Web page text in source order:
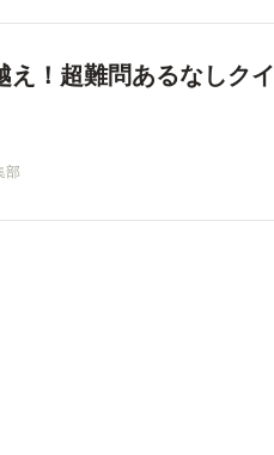
え！超難問あるなしクイ
部